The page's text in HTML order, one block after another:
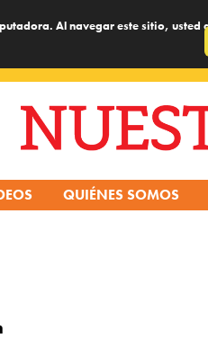
Al navegar este sitio,
QUIÉNES SOMOS